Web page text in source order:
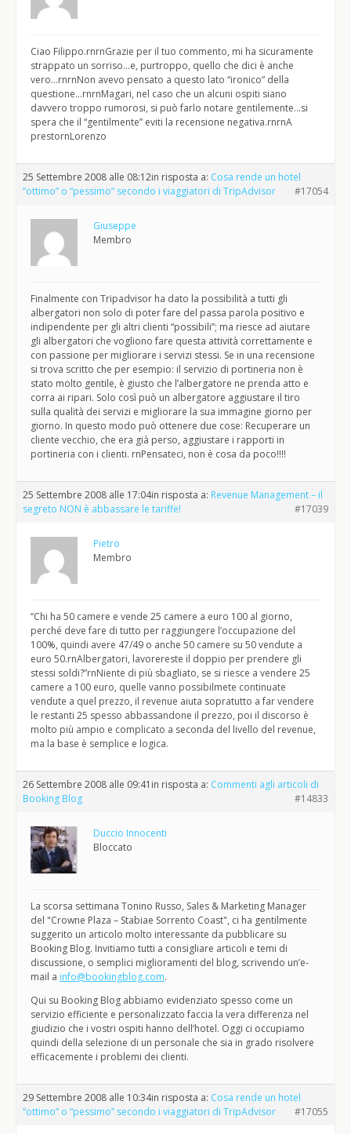
Ciao Filippo.rnrnGrazie per il tuo commento, mi ha sicuramente
strappato un sorriso…e, purtroppo, quello che dici è anche
vero…rnrnNon avevo pensato a questo lato “ironico” della
questione…rnrnMagari, nel caso che un alcuni ospiti siano
davvero troppo rumorosi, si può farlo notare gentilemente…si
spera che il “gentilmente” eviti la recensione negativa.rnrnA
prestornLorenzo
25 Settembre 2008 alle 08:12in risposta a: Cosa rende un hotel
“ottimo” o “pessimo” secondo i viaggiatori di TripAdvisor
#17054
Giuseppe
Membro
Finalmente con Tripadvisor ha dato la possibilità a tutti gli
albergatori non solo di poter fare del passa parola positivo e
indipendente per gli altri clienti “possibili”; ma riesce ad aiutare
gli albergatori che vogliono fare questa attività correttamente e
con passione per migliorare i servizi stessi. Se in una recensione
si trova scritto che per esempio: il servizio di portineria non è
stato molto gentile, è giusto che l’albergatore ne prenda atto e
corra ai ripari. Solo così può un albergatore aggiustare il tiro
sulla qualità dei servizi e migliorare la sua immagine giorno per
giorno. In questo modo può ottenere due cose: Recuperare un
cliente vecchio, che era già perso, aggiustare i rapporti in
portineria con i clienti. rnPensateci, non è cosa da poco!!!!
25 Settembre 2008 alle 17:04in risposta a: Revenue Management – il
segreto NON è abbassare le tariffe!
#17039
Pietro
Membro
“Chi ha 50 camere e vende 25 camere a euro 100 al giorno,
perché deve fare di tutto per raggiungere l’occupazione del
100%, quindi avere 47/49 o anche 50 camere su 50 vendute a
euro 50.rnAlbergatori, lavorereste il doppio per prendere gli
stessi soldi?”rnNiente di più sbagliato, se si riesce a vendere 25
camere a 100 euro, quelle vanno possibilmete continuate
vendute a quel prezzo, il revenue aiuta sopratutto a far vendere
le restanti 25 spesso abbassandone il prezzo, poi il discorso è
molto più ampio e complicato a seconda del livello del revenue,
ma la base è semplice e logica.
26 Settembre 2008 alle 09:41 in risposta a: Commenti agli articoli di
Booking Blog
#14833
Duccio Innocenti
Bloccato
La scorsa settimana Tonino Russo, Sales & Marketing Manager
del "Crowne Plaza – Stabiae Sorrento Coast", ci ha gentilmente
suggerito un articolo molto interessante da pubblicare su
Booking Blog. Invitiamo tutti a consigliare articoli e temi di
discussione, o semplici miglioramenti del blog, scrivendo un’e-
mail a info@bookingblog.com.
Qui su Booking Blog abbiamo evidenziato spesso come un
servizio efficiente e personalizzato faccia la vera differenza nel
giudizio che i vostri ospiti hanno dell’hotel. Oggi ci occupiamo
quindi della selezione di un personale che sia in grado risolvere
efficacemente i problemi dei clienti.
29 Settembre 2008 alle 10:34in risposta a: Cosa rende un hotel
“ottimo” o “pessimo” secondo i viaggiatori di TripAdvisor
#17055